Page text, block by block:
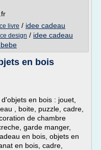
livre / idee cadeau
design / idee cadeau
en bois
en bois : jouet,
, boite, puzzle, cadre,
de chambre
garde manger,
en bois, objets en
en bois, cadre,